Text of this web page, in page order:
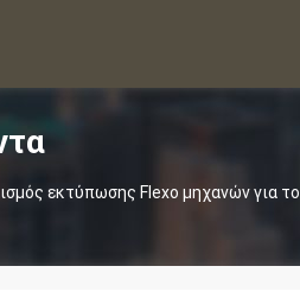
εκτύπωσης Flexo μηχανών για το